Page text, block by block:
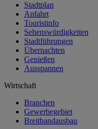
Stadtplan
Anfahrt
Touristinfo
Sehenswürdigkeiten
Stadtführungen
Übernachten
Genießen
Ausspannen
Wirtschaft
Branchen
Gewerbegebiet
Breitbandausbau